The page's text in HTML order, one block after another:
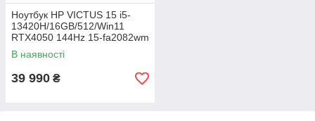
Ноутбук HP VICTUS 15 i5-
13420H/16GB/512/Win11
RTX4050 144Hz 15-fa2082wm
(B5EQ3UA)
В наявності
39 990 ₴